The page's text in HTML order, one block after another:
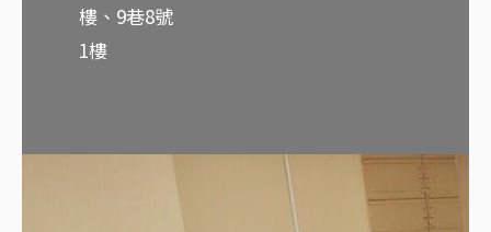
樓、9巷8號
1樓